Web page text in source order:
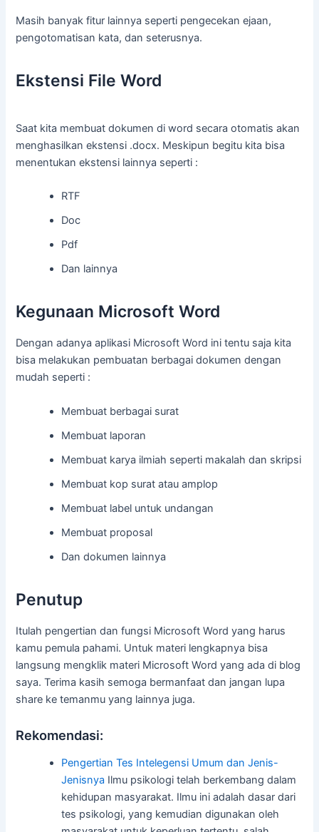
Masih banyak fitur lainnya seperti pengecekan ejaan,
pengotomatisan kata, dan seterusnya.
Ekstensi File Word
Saat kita membuat dokumen di word secara otomatis akan
menghasilkan ekstensi .docx. Meskipun begitu kita bisa
menentukan ekstensi lainnya seperti :
RTF
Doc
Pdf
Dan lainnya
Kegunaan Microsoft Word
Dengan adanya aplikasi Microsoft Word ini tentu saja kita
bisa melakukan pembuatan berbagai dokumen dengan
mudah seperti :
Membuat berbagai surat
Membuat laporan
Membuat karya ilmiah seperti makalah dan skripsi
Membuat kop surat atau amplop
Membuat label untuk undangan
Membuat proposal
Dan dokumen lainnya
Penutup
Itulah pengertian dan fungsi Microsoft Word yang harus
kamu pemula pahami. Untuk materi lengkapnya bisa
langsung mengklik materi Microsoft Word yang ada di blog
saya. Terima kasih semoga bermanfaat dan jangan lupa
share ke temanmu yang lainnya juga.
Rekomendasi:
Pengertian Tes Intelegensi Umum dan Jenis-
Jenisnya Ilmu psikologi telah berkembang dalam
kehidupan masyarakat. Ilmu ini adalah dasar dari
tes psikologi, yang kemudian digunakan oleh